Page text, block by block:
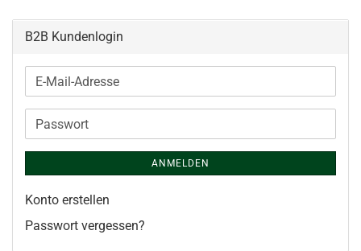
B2B Kundenlogin
E-
Mail-
Adresse
Passwort
ANMELDEN
Konto erstellen
Passwort vergessen?